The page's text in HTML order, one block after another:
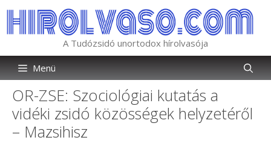
tartalomba
A Tudózsidó unortodox hírolvasója
Menü
OR-ZSE: Szociológiai kutatás a
vidéki zsidó közösségek helyzetéről
– Mazsihisz